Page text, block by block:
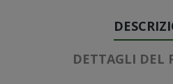
DETTAGLI DEL